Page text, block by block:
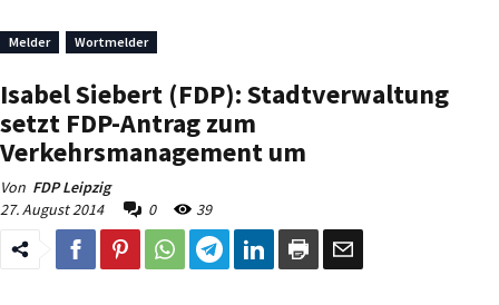
Melder Wortmelder
Isabel Siebert (FDP): Stadtverwaltung
setzt FDP-Antrag zum
Verkehrsmanagement um
Von FDP Leipzig
27. August 2014
0 39